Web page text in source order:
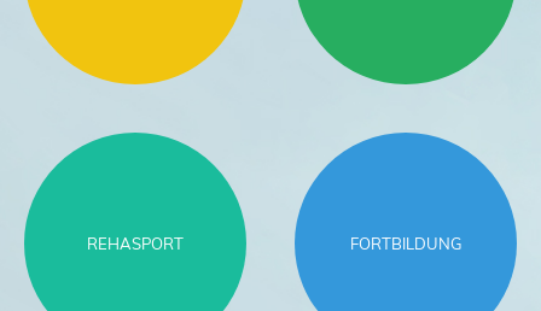
REHASPORT FORTBILDUNG